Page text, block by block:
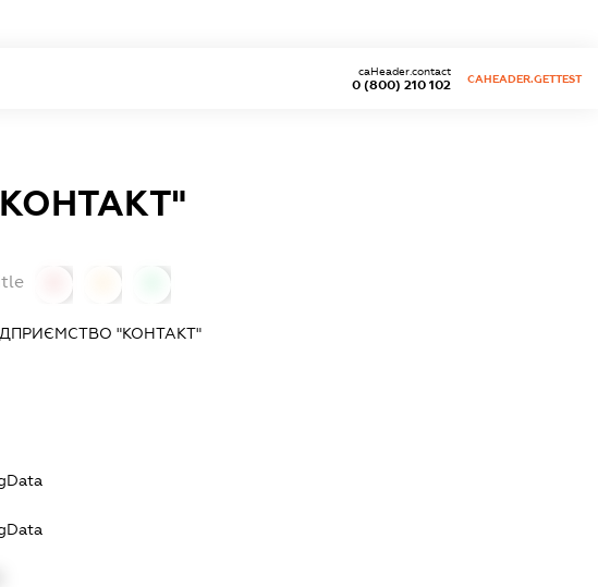
0 (800) 210 102
caHeader.contact
CAHEADER.GETTEST
"КОНТАКТ"